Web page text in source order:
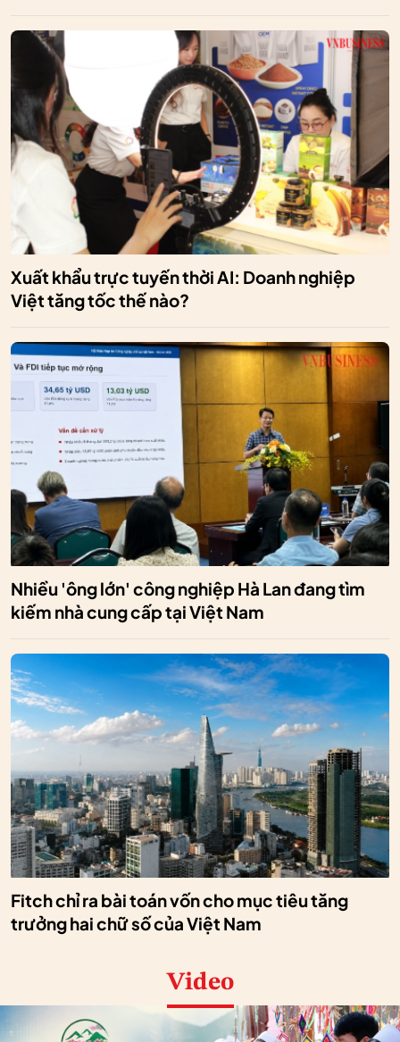
Xuất khẩu trực tuyến thời AI: Doanh nghiệp
Việt tăng tốc thế nào?
Nhiều 'ông lớn' công nghiệp Hà Lan đang tìm
kiếm nhà cung cấp tại Việt Nam
Fitch chỉ ra bài toán vốn cho mục tiêu tăng
trưởng hai chữ số của Việt Nam
Video